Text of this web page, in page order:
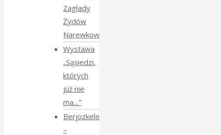
Zagłady
Żydów
Narewkowskich
Wystawa
„Sąsiedzi,
których
już nie
ma…”
Berjozkele
–